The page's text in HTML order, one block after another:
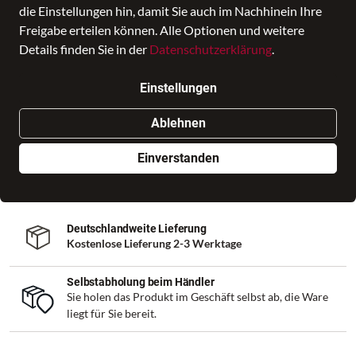
die Einstellungen hin, damit Sie auch im Nachhinein Ihre
Freigabe erteilen können. Alle Optionen und weitere
Details finden Sie in der Datenschutzerklärung.
Einstellungen
Ablehnen
Einverstanden
Preis
239,00 € inkl. MwSt., VersandGRATIS
Nur noch weniger als 3 Artikel im Geschäft vorhanden.
Auf Lager - sofort versandfertig!
Deutschlandweite Lieferung
Kostenlose Lieferung 2-3 Werktage
Selbstabholung beim Händler
Sie holen das Produkt im Geschäft selbst ab, die Ware
liegt für Sie bereit.